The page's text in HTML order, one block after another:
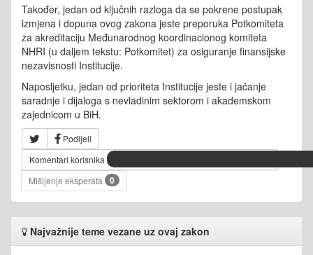
Također, jedan od ključnih razloga da se pokrene postupak
izmjena i dopuna ovog zakona jeste preporuka Potkomiteta
za akreditaciju Međunarodnog koordinacionog komiteta
NHRI (u daljem tekstu: Potkomitet) za osiguranje finansijske
nezavisnosti Institucije.
Naposljetku, jedan od prioriteta Institucije jeste i jačanje
saradnje i dijaloga s nevladinim sektorom i akademskom
zajednicom u BiH.
Podijeli
Komentari korisnika
Mišljenje eksperata
0
Najvažnije teme vezane uz ovaj zakon